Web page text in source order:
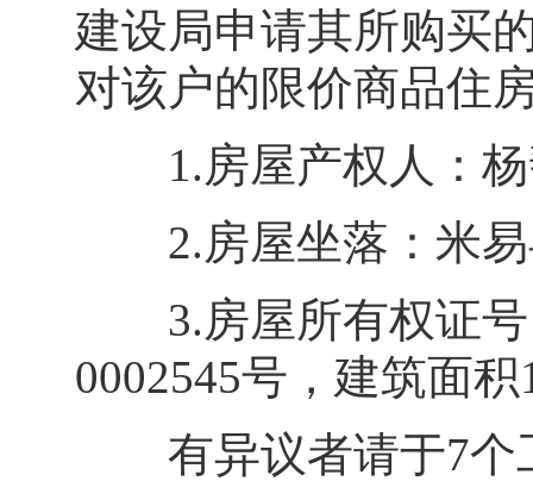
建设局申请其所购买
对该户的限价商品住
1.房屋产权人：杨
2.房屋坐落：米易
3.房屋所有权证号
0002545号，建筑面
有异议者请于7个